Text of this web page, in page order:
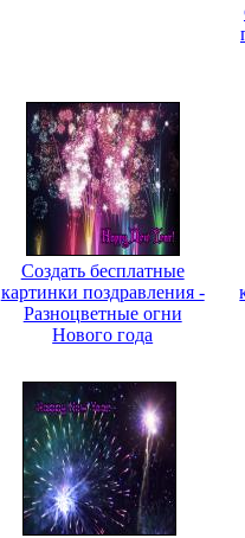
Создать бесплатные
картинки поздравления -
Разноцветные огни
Нового года